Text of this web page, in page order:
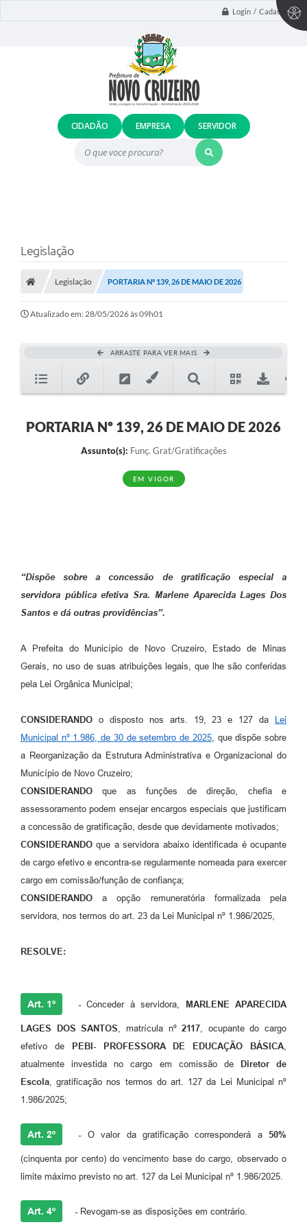
Login / Cadastro
O que voce procura?
CIDADÃO EMPRESA SERVIDOR
Legislação
Legislação PORTARIA Nº 139, 26 DE MAIO DE 2026
Atualizado em: 28/05/2026 às 09h01
ARRASTE PARA VER MAIS
PORTARIA Nº 139, 26 DE MAIO DE 2026
Assunto(s): Funç. Grat/Gratificações
EM VIGOR
“Dispõe sobre a concessão de gratificação especial a
servidora pública efetiva Sra. Marlene Aparecida Lages Dos
Santos e dá outras providências”.
A Prefeita do Município de Novo Cruzeiro, Estado de Minas
Gerais, no uso de suas atribuições legais, que lhe são conferidas
pela Lei Orgânica Municipal;
CONSIDERANDO o disposto nos arts. 19, 23 e 127 da
Lei
Municipal nº 1.986, de 30 de setembro de 2025, que dispõe sobre
a Reorganização da Estrutura Administrativa e Organizacional do
Município de Novo Cruzeiro;
CONSIDERANDOque as funções de direção, chefia e
assessoramento podem ensejar encargos especiais que justificam
a concessão de gratificação, desde que devidamente motivados;
CONSIDERANDOque a servidora abaixo identificada é ocupante
de cargo efetivo e encontra-se regularmente nomeada para exercer
cargo em comissão/função de confiança;
CONSIDERANDOa opção remuneratória formalizada pela
servidora, nos termos do art. 23 da Lei Municipal nº 1.986/2025,
RESOLVE:
Art. 1º -Conceder à servidora, MARLENE APARECIDA
LAGES DOS SANTOS , matrícula nº2117 , ocupante do cargo
efetivo de
PEBI- PROFESSORA DE EDUCAÇÃO BÁSICA
atualmente investida no cargo em comissão de
Diretor de
Escola , gratificação nos termos do art. 127 da Lei Municipal nº
1.986/2025;
Art. 2º - O valor da gratificação corresponderá a 50%
(cinquenta por cento) do vencimento base do cargo, observado o
limite máximo previsto no art. 127 da Lei Municipal nº 1.986/2025.
Art. 4º -Revogam-se as disposições em contrário.